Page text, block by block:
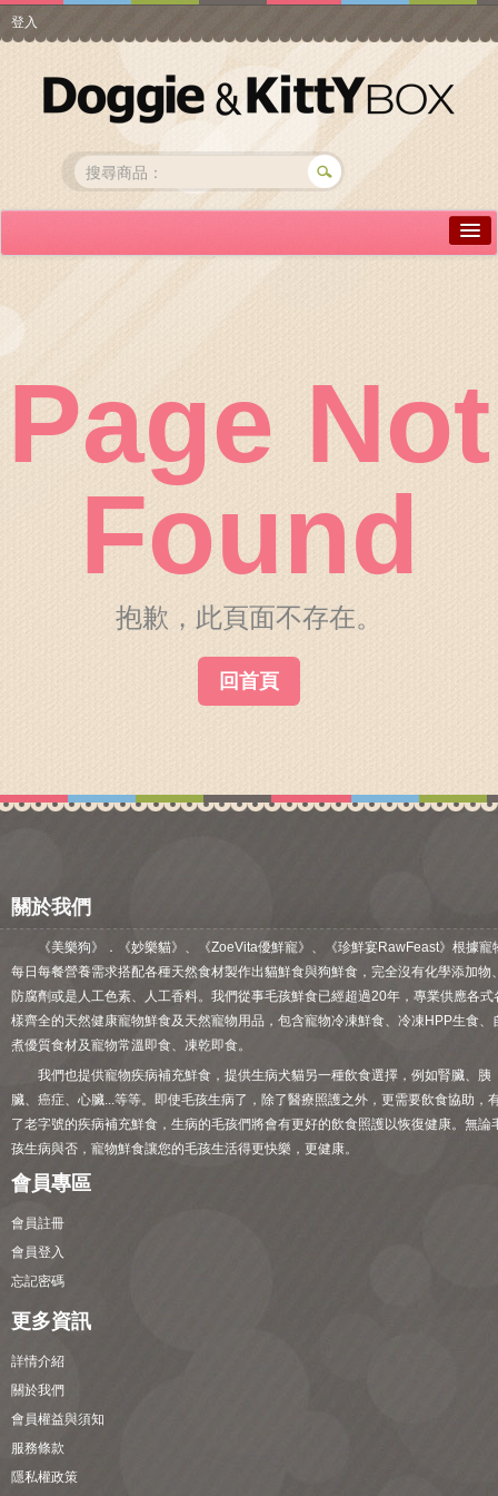
登入
常見問答
線上訂購
帳號專區
關於我們
毛孩健康之道
Page Not
Found
抱歉，此頁面不存在。
回首頁
關於我們
《美樂狗》．《妙樂貓》、《ZoeVita優鮮寵》、《珍鮮宴RawFeast》根據寵
每日每餐營養需求搭配各種天然食材製作出貓鮮食與狗鮮食，完全沒有化學添加物
防腐劑或是人工色素、人工香料。我們從事毛孩鮮食已經超過20年，專業供應各式
樣齊全的天然健康寵物鮮食及天然寵物用品，包含寵物冷凍鮮食、冷凍HPP生食、
煮優質食材及寵物常溫即食、凍乾即食。
我們也提供寵物疾病補充鮮食，提供生病犬貓另一種飲食選擇，例如腎臟、胰
臟、癌症、心臟...等等。即使毛孩生病了，除了醫療照護之外，更需要飲食協助，
了老字號的疾病補充鮮食，生病的毛孩們將會有更好的飲食照護以恢復健康。無論
孩生病與否，寵物鮮食讓您的毛孩生活得更快樂，更健康。
會員專區
會員註冊
會員登入
忘記密碼
更多資訊
詳情介紹
關於我們
會員權益與須知
服務條款
隱私權政策